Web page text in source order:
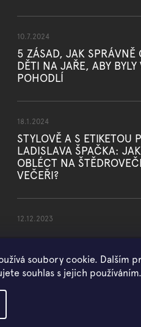
soubory cookie. Dalším
souhlas s jejich
10.7.2024
5 ZÁSAD, JAK SPRÁVNĚ
DĚTI NA JAŘE, ABY BYLY
POHODLÍ
18.1.2024
STYLOVĚ A S ETIKETOU
LADISLAVA ŠPAČKA:
OBLÉCT NA
VEČEŘI?
12.12.2023
Copyright 2026WOWMINI.